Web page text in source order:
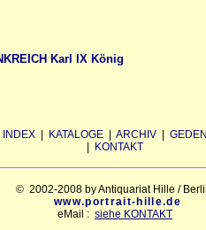
Karl IX König
INDEX KATALOGE ARCHIV
KONTAKT
© 2002-2008 by Antiquariat Hille /
www.portrait-hille.de
eMail : siehe KONTAKT